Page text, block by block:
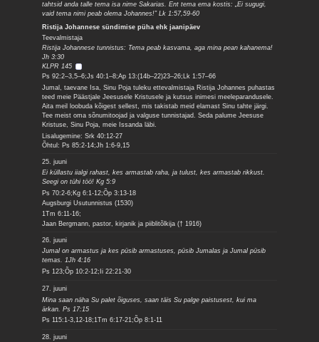
tahtsid anda talle tema isa nime Sakarias. Ent tema ema kostis: „Ei sugugi,
vaid tema nimi peab olema Johannes!” Lk 1:57,59-60
Ristija Johannese sündimise püha ehk jaanipäev
Teevalmistaja
Ristija Johannese tunnistus: Tema peab kasvama, aga mina pean kahanema!
Jh 3:30
KLPR 145
Ps 92:2–3,5–6;Js 40:1–8;Ap 13:(14b–22)23–26;Lk 1:57–66
Jumal, taevane Isa, Sinu Poja tuleku ettevalmistaja Ristija Johannes puhastas
teed meie Päästjale Jeesusele Kristusele ja kutsus inimesi meeleparandusele.
Aita meil loobuda kõigest sellest, mis takistab meid elamast Sinu tahte järgi.
Tee meist oma sõnumitoojad ja valguse tunnistajad. Seda palume Jeesuse
Kristuse, Sinu Poja, meie Issanda läbi.
Lisalugemine: Srk 40:12-27
Õhtul: Ps 85:2-14;Jh 1:6-9,15
25. juuni
Ei küllastu iialgi rahast, kes armastab raha, ja tulust, kes armastab rikkust.
Seegi on tühi töö! Kg 5:9
Ps 70:2-6;Kg 6:1-12;Õp 3:13-18
Augsburgi Usutunnistus (1530)
1Tm 6:11-16;
Jaan Bergmann, pastor, kirjanik ja piiblitõlkija († 1916)
26. juuni
Jumal on armastus ja kes püsib armastuses, püsib Jumalas ja Jumal püsib
temas. 1Jh 4:16
Ps 123;Õp 10:2-12;Ii 22:21-30
27. juuni
Mina saan näha Su palet õiguses, saan täis Su palge paistusest, kui ma
ärkan. Ps 17:15
Ps 115:1-3,12-18;1Tm 6:17-21;Õp 8:1-11
28. juuni